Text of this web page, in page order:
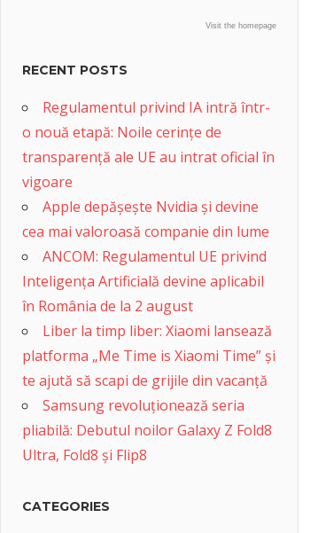
Visit the homepage
RECENT POSTS
Regulamentul privind IA intră într-
o nouă etapă: Noile cerințe de
transparență ale UE au intrat oficial în
vigoare
Apple depășește Nvidia și devine
cea mai valoroasă companie din lume
ANCOM: Regulamentul UE privind
Inteligența Artificială devine aplicabil
în România de la 2 august
Liber la timp liber: Xiaomi lansează
platforma „Me Time is Xiaomi Time” și
te ajută să scapi de grijile din vacanță
Samsung revoluționează seria
pliabilă: Debutul noilor Galaxy Z Fold8
Ultra, Fold8 și Flip8
CATEGORIES